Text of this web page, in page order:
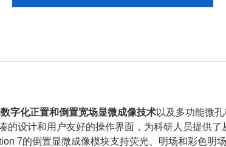
字化正置和倒置宽场显微成像技术以及多功能微
的设计和用户友好的操作界面，为科研人员提供
7的倒置显微成像模块支持荧光、明场和彩色明